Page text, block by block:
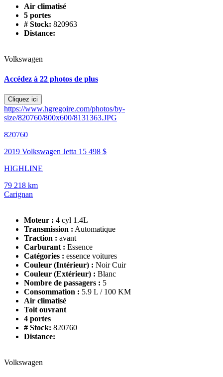
Air climatisé
5 portes
# Stock: 820963
Distance:
Volkswagen
Accédez à 22 photos de plus
Cliquez ici
https://www.hgregoire.com/photos/by-
size/820760/800x600/8131363.JPG
820760
2019 Volkswagen Jetta 15 498 $
HIGHLINE
79 218 km
Carignan
Moteur : 4 cyl 1.4L
Transmission : Automatique
Traction : avant
Carburant : Essence
Catégories : essence voitures
Couleur (Intérieur) : Noir Cuir
Couleur (Extérieur) : Blanc
Nombre de passagers : 5
Consommation : 5.9 L / 100 KM
Air climatisé
Toit ouvrant
4 portes
# Stock: 820760
Distance:
Volkswagen